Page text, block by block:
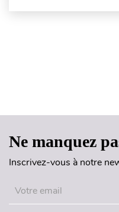
Ne manquez
Inscrivez-vous à notre